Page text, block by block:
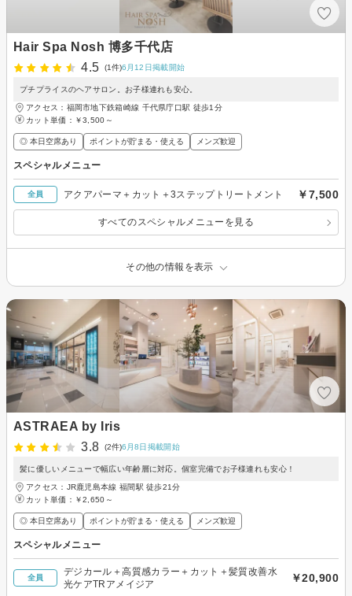
Hair Spa Nosh 博多千代店
4.5
(1件)6月12日掲載開始
プチプライスのヘアサロン。お子様連れも安心。
アクセス：福岡市地下鉄箱崎線 千代県庁口駅 徒歩1分
カット単価： ￥3,500～
◎ 本日空席あり ポイントが貯まる・使える メンズ歓迎
スペシャルメニュー
全員 アクアパーマ＋カット＋3ステップトリートメント ￥7,500
すべてのスペシャルメニューを見る
その他の情報を表示
ASTRAEA by Iris
3.8
(2件)6月8日掲載開始
髪に優しいメニューで幅広い年齢層に対応。個室完備でお子様連れも安心！
アクセス：JR鹿児島本線 福間駅 徒歩21分
カット単価： ￥2,650～
◎ 本日空席あり ポイントが貯まる・使える メンズ歓迎
スペシャルメニュー
全員
デジカール＋高質感カラー＋カット＋髪質改善水
光ケアTRアメイジア
￥20,900